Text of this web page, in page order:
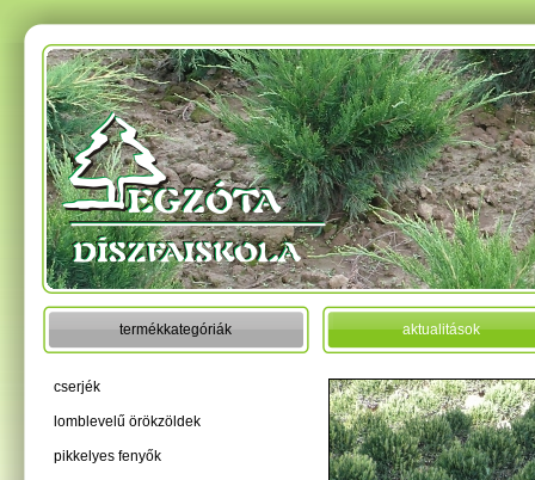
termékkategóriák
cserjék
lomblevelű örökzöldek
pikkelyes fenyők
aktualitások